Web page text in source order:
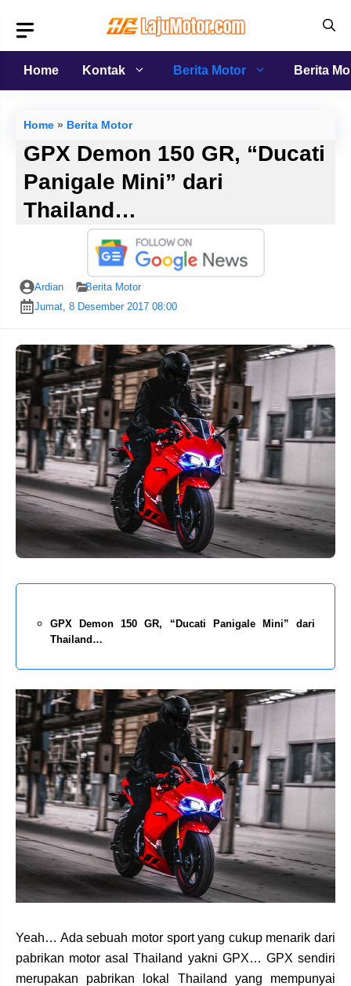
isi
Home
Kontak Berita Motor Berita
Home » Berita Motor
GPX Demon 150 GR, “Ducati
Panigale Mini” dari
Thailand…
Ardian
Berita Motor
Jumat, 8 Desember 2017 08:00
GPX Demon 150 GR, “Ducati Panigale Mini” dari
Thailand…
Yeah… Ada sebuah motor sport yang cukup menarik dari
pabrikan motor asal Thailand yakni GPX… GPX sendiri
merupakan pabrikan lokal Thailand yang mempunyai